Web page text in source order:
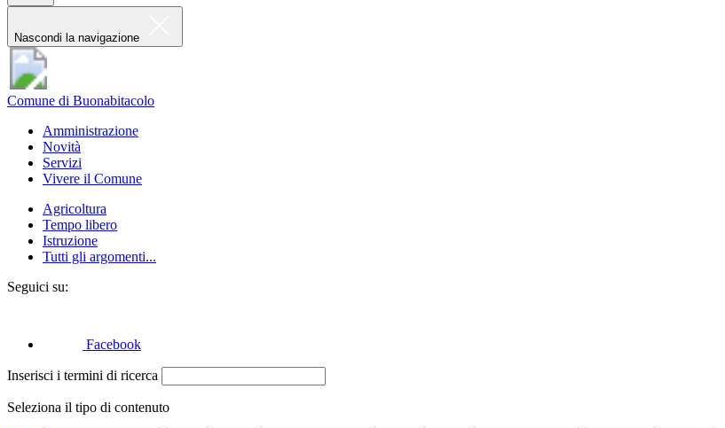
Nascondi la navigazione
Comune di Buonabitacolo
Amministrazione
Novità
Servizi
Vivere il Comune
Agricoltura
Tempo libero
Istruzione
Tutti gli argomenti...
Seguici su:
Facebook
Inserisci i termini di ricerca
Seleziona il tipo di contenuto